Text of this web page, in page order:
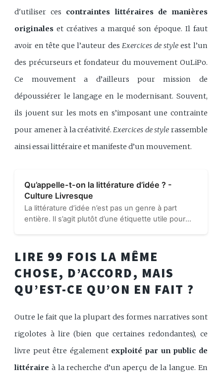
d'utiliser ces contraintes littéraires de manières
originales et créatives a marqué son époque. Il faut
avoir en tête que l’auteur des Exercices de style est l’un
des précurseurs et fondateur du mouvement OuLiPo.
Ce mouvement a d’ailleurs pour mission de
dépoussiérer le langage en le modernisant. Souvent,
ils jouent sur les mots en s’imposant une contrainte
pour amener à la créativité.Exercices de style rassemble
ainsi essai littéraire et manifeste d’un mouvement.
Qu’appelle-t-on la littérature d’idée ? -
Culture Livresque
La littérature d’idée n’est pas un genre à part
entière. Il s’agit plutôt d’une étiquette utile pour
complète...
LIRE 99 FOIS LA MÊME
CHOSE, D’ACCORD, MAIS
QU’EST-CE QU’ON EN FAIT ?
Outre le fait que la plupart des formes narratives sont
rigolotes à lire (bien que certaines redondantes), ce
livre peut être égalementexploité par un public de
littéraire à la recherche d’un aperçu de la langue. En